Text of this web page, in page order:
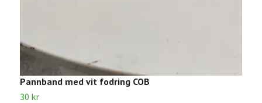
Pannband med vit fodring COB
30 kr